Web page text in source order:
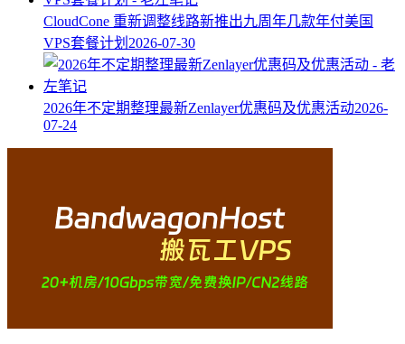
CloudCone 重新调整线路新推出九周年几款年付美国
VPS套餐计划 2026-07-30
2026年不定期整理最新Zenlayer优惠码及优惠活动2026-
07-24